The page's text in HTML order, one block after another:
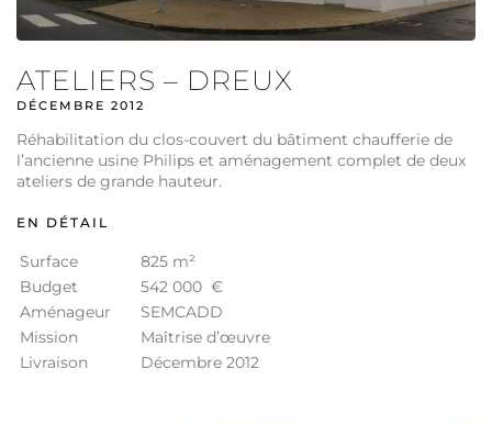
ATELIERS – DREUX
DÉCEMBRE 2012
Réhabilitation du clos-couvert du bâtiment chaufferie de
l’ancienne usine Philips et aménagement complet de deux
ateliers de grande hauteur.
EN DÉTAIL
Surface
825 m²
Budget
542 000 €
Aménageur
SEMCADD
Mission
Maîtrise d’œuvre
Livraison
Décembre 2012